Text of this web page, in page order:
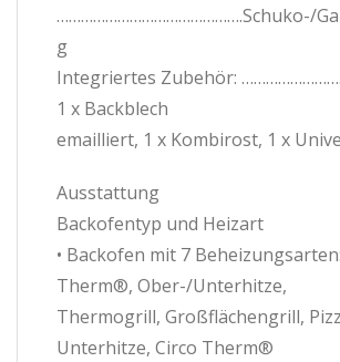
……………………………………….Schuko-/
g
Integriertes Zubehör:
1 x Backblech
emailliert, 1 x Kombirost, 1 x
Ausstattung
Backofentyp und Heizart
• Backofen mit 7
Therm®, Ober-/Unterhitze,
Thermogrill, Großflächengrill,
Unterhitze, Circo Therm®